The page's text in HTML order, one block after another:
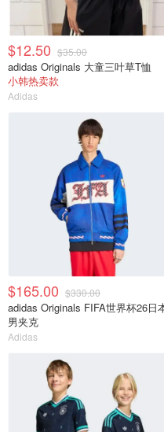
$12.50 $35.00
adidas Originals 大童三叶草T恤
小韩热卖款
Adidas
$165.00 $330.00
adidas Originals FIFA世界杯26日
男夹克
Adidas